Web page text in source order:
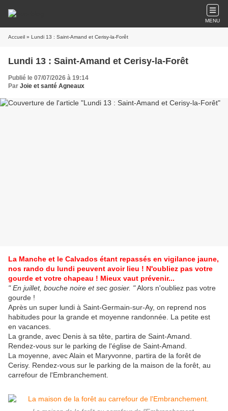
MENU
Accueil » Lundi 13 : Saint-Amand et Cerisy-la-Forêt
Lundi 13 : Saint-Amand et Cerisy-la-Forêt
Publié le 07/07/2026 à 19:14
Par Joie et santé Agneaux
La Manche et le Calvados étant repassés en vigilance jaune,
nos rando du lundi peuvent avoir lieu ! N'oubliez pas votre
gourde et votre chapeau ! Mieux vaut prévenir...
" En juillet, bouche noire et sec gosier. "Alors n'oubliez pas votre
gourde !
Après un super lundi à Saint-Germain-sur-Ay, on reprend nos
habitudes pour la grande et moyenne randonnée. La petite est
en vacances.
La grande, avec Denis à sa tête, partira de Saint-Amand.
Rendez-vous sur le parking de l'église de Saint-Amand.
La moyenne, avec Alain et Maryvonne, partira de la forêt de
Cerisy. Rendez-vous sur le parking de la maison de la forêt, au
carrefour de l'Embranchement.